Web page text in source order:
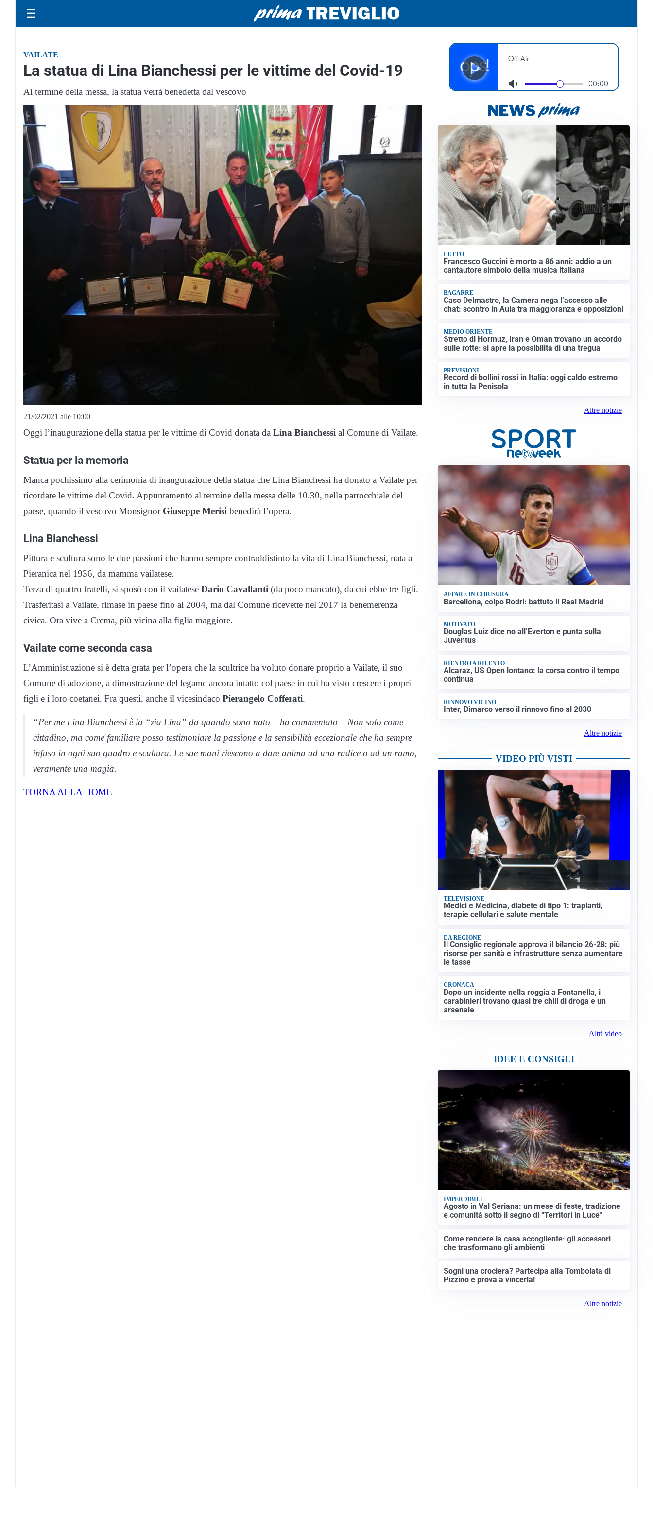
☰
VAILATE
La statua di Lina Bianchessi per le vittime del Covid-19
Al termine della messa, la statua verrà benedetta dal vescovo
21/02/2021 alle 10:00
Oggi l’inaugurazione della statua per le vittime di Covid donata da Lina Bianchessi al Comune di Vailate.
Statua per la memoria
Manca pochissimo alla cerimonia di inaugurazione della statua che Lina Bianchessi ha donato a Vailate per
ricordare le vittime del Covid. Appuntamento al termine della messa delle 10.30, nella parrocchiale del
paese, quando il vescovo Monsignor Giuseppe Merisi benedirà l’opera.
Lina Bianchessi
Pittura e scultura sono le due passioni che hanno sempre contraddistinto la vita di Lina Bianchessi, nata a
Pieranica nel 1936, da mamma vailatese.
Terza di quattro fratelli, si sposò con il vailatese Dario Cavallanti (da poco mancato), da cui ebbe tre figli.
Trasferitasi a Vailate, rimase in paese fino al 2004, ma dal Comune ricevette nel 2017 la benemerenza
civica. Ora vive a Crema, più vicina alla figlia maggiore.
Vailate come seconda casa
L’Amministrazione si è detta grata per l’opera che la scultrice ha voluto donare proprio a Vailate, il suo
Comune di adozione, a dimostrazione del legame ancora intatto col paese in cui ha visto crescere i propri
figli e i loro coetanei. Fra questi, anche il vicesindaco Pierangelo Cofferati.
“Per me Lina Bianchessi è la “zia Lina” da quando sono nato – ha commentato – Non solo come
cittadino, ma come familiare posso testimoniare la passione e la sensibilità eccezionale che ha sempre
infuso in ogni suo quadro e scultura. Le sue mani riescono a dare anima ad una radice o ad un ramo,
veramente una magia.
TORNA ALLA HOME
LUTTO
Francesco Guccini è morto a 86 anni: addio a un
cantautore simbolo della musica italiana
BAGARRE
Caso Delmastro, la Camera nega l’accesso alle
chat: scontro in Aula tra maggioranza e opposizioni
MEDIO ORIENTE
Stretto di Hormuz, Iran e Oman trovano un accordo
sulle rotte: si apre la possibilità di una tregua
PREVISIONI
Record di bollini rossi in Italia: oggi caldo estremo
in tutta la Penisola
Altre notizie
AFFARE IN CHIUSURA
Barcellona, colpo Rodri: battuto il Real Madrid
MOTIVATO
Douglas Luiz dice no all’Everton e punta sulla
Juventus
RIENTRO A RILENTO
Alcaraz, US Open lontano: la corsa contro il tempo
continua
RINNOVO VICINO
Inter, Dimarco verso il rinnovo fino al 2030
Altre notizie
VIDEO PIÙ VISTI
TELEVISIONE
Medici e Medicina, diabete di tipo 1: trapianti,
terapie cellulari e salute mentale
DA REGIONE
Il Consiglio regionale approva il bilancio 26-28: più
risorse per sanità e infrastrutture senza aumentare
le tasse
CRONACA
Dopo un incidente nella roggia a Fontanella, i
carabinieri trovano quasi tre chili di droga e un
arsenale
Altri video
IDEE E CONSIGLI
IMPERDIBILI
Agosto in Val Seriana: un mese di feste, tradizione
e comunità sotto il segno di “Territori in Luce”
Come rendere la casa accogliente: gli accessori
che trasformano gli ambienti
Sogni una crociera? Partecipa alla Tombolata di
Pizzino e prova a vincerla!
Altre notizie